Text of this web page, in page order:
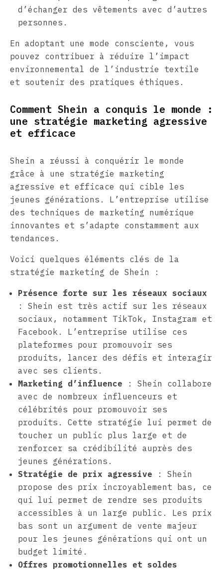
d’échanger des vêtements avec d’autres
personnes.
En adoptant une mode consciente, vous
pouvez contribuer à réduire l’impact
environnemental de l’industrie textile
et soutenir des pratiques éthiques.
Comment Shein a conquis le monde :
une stratégie marketing agressive
et efficace
Shein a réussi à conquérir le monde
grâce à une stratégie marketing
agressive et efficace qui cible les
jeunes générations. L’entreprise utilise
des techniques de marketing numérique
innovantes et s’adapte constamment aux
tendances.
Voici quelques éléments clés de la
stratégie marketing de Shein :
Présence forte sur les réseaux sociaux
: Shein est très actif sur les réseaux
sociaux, notamment TikTok, Instagram et
Facebook. L’entreprise utilise ces
plateformes pour promouvoir ses
produits, lancer des défis et interagir
avec ses clients.
Marketing d’influence : Shein collabore
avec de nombreux influenceurs et
célébrités pour promouvoir ses
produits. Cette stratégie lui permet de
toucher un public plus large et de
renforcer sa crédibilité auprès des
jeunes générations.
Stratégie de prix agressive : Shein
propose des prix incroyablement bas, ce
qui lui permet de rendre ses produits
accessibles à un large public. Les prix
bas sont un argument de vente majeur
pour les jeunes générations qui ont un
budget limité.
Offres promotionnelles et soldes